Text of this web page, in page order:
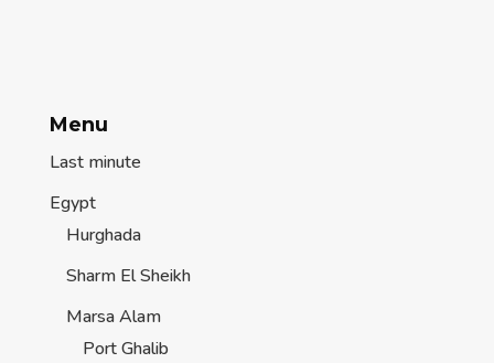
Menu
Last minute
Egypt
Hurghada
Sharm El Sheikh
Marsa Alam
Port Ghalib